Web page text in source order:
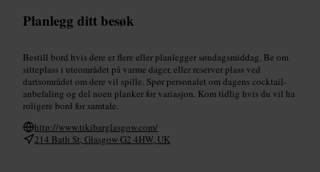
Planlegg ditt besøk
Bestill bord hvis dere er flere eller planlegger søndagsmiddag. Be om
sitteplass i uteområdet på varme dager, eller reserver plass ved
dartsområdet om dere vil spille. Spør personalet om dagens cocktail-
anbefaling og del noen planker for variasjon. Kom tidlig hvis du vil ha
roligere bord for samtale.
http://www.tikibarglasgow.com/
214 Bath St, Glasgow G2 4HW, UK